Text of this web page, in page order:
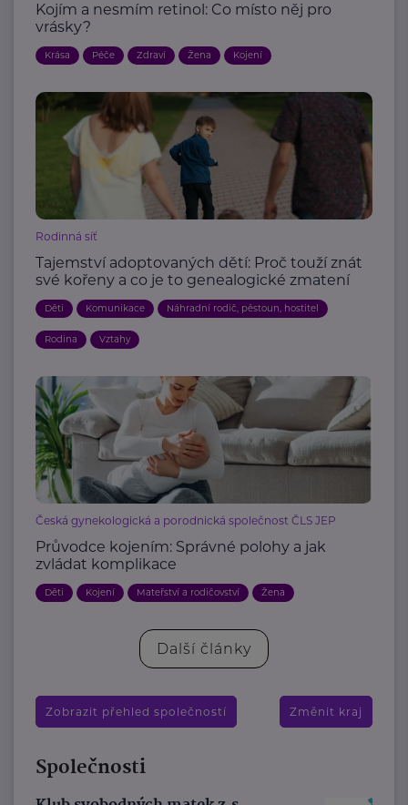
Kojím a nesmím retinol: Co místo něj pro
vrásky?
Krása Péče Zdraví Žena Kojení
Rodinná síť
Tajemství adoptovaných dětí: Proč touží znát
své kořeny a co je to genealogické zmatení
Děti Komunikace Náhradní rodič, pěstoun, hostitel
Rodina Vztahy
Česká gynekologická a porodnická společnost ČLS JEP
Průvodce kojením: Správné polohy a jak
zvládat komplikace
Děti Kojení Mateřství a rodičovství Žena
Další články
Zobrazit přehled společností Změnit kraj
Společnosti